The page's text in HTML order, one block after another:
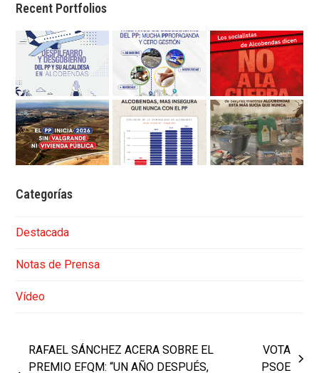
Recent Portfolios
Categorías
Destacada
Notas de Prensa
Vídeo
RAFAEL SÁNCHEZ ACERA SOBRE EL
PREMIO EFQM: “UN AÑO DESPUÉS,
next
VOTA
PSOE